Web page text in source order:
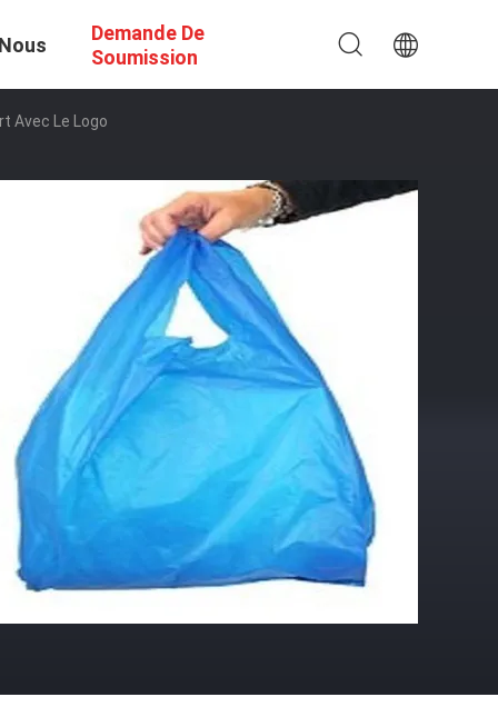
Demande De
Soumission
Avec Le Logo